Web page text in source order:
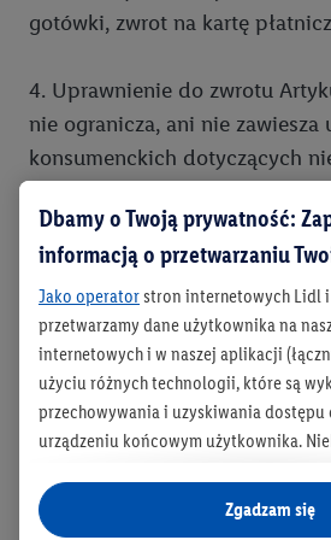
gotówki, zwrot na kartę
4. Uprawnienie do zwrotu
nie ogranicza, ani nie zawiesza
konsumenckich dotyczących
obowiązujących przepisów
5. Lidl zastrzega sobie prawo
zwrotów Artykułów
wymienionych warunków.
6. Lidl zastrzega sobie
*Do artykułów przemysłowych
Dbamy o Twoją prywatność:
informacją o przetwarzaniu
Jako operatorstron internetowych Lidl
przetwarzamy dane użytkownika na
internetowych i w naszej aplikacji
użyciu różnych technologii, które są
przechowywania i uzyskiwania
urządzeniu końcowym użytkownika.
są za zgodą użytkownika - również przez
jako odrębnych
administratorów lub
Zgadzam się